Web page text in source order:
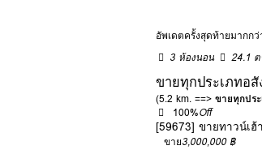
อัพเดตครั้งสุดท้ายมากก
3 ห้องนอน
24.1 ต
ขายทุกประเภทอ
(5.2 km. ==> ขายทุกปร
100%Off
[59673] ขายทาวน์เ
ขาย3,000,000 ฿